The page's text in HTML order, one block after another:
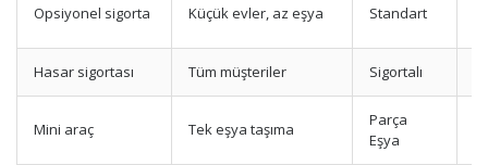
Opsiyonel sigorta Küçük evler, az eşya Standart
Hasar sigortası Tüm müşteriler Sigortalı
Mini araç Tek eşya taşıma
Parça
Eşya